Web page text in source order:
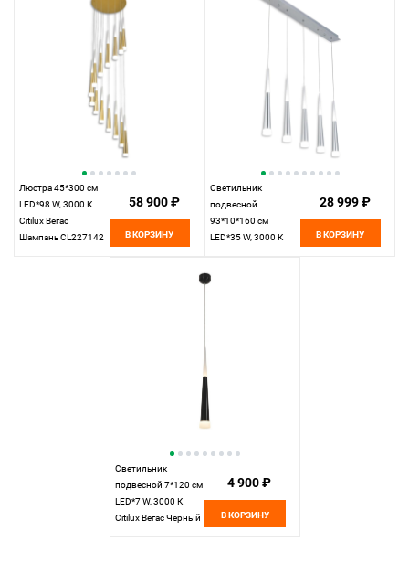
Люстра 45*300 см
LED*98 W, 3000 К
Citilux Вегас
Шампань CL227142
58 900 ₽
В КОРЗИНУ
Светильник
подвесной
93*10*160 см
LED*35 W, 3000 К
28 999 ₽
В КОРЗИНУ
Светильник
подвесной 7*120 см
LED*7 W, 3000 К
Citilux Вегас Черный
4 900 ₽
В КОРЗИНУ